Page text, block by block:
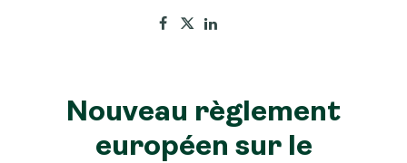
Découvrir MiiMOSA
Nouveau règlement
européen sur le